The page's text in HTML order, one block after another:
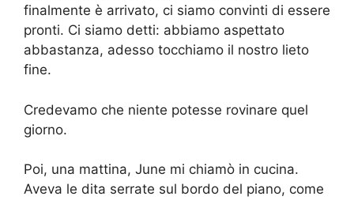
finalmente è arrivato, ci siamo convinti di essere
pronti. Ci siamo detti: abbiamo aspettato
abbastanza, adesso tocchiamo il nostro lieto
fine.
Credevamo che niente potesse rovinare quel
giorno.
Poi, una mattina, June mi chiamò in cucina.
Aveva le dita serrate sul bordo del piano, come